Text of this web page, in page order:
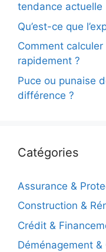
tendance actuelle
Qu’est-ce que
Comment
rapidement ?
Puce ou punaise
différence ?
Catégories
Assurance &
Construction &
Crédit &
Déménagement